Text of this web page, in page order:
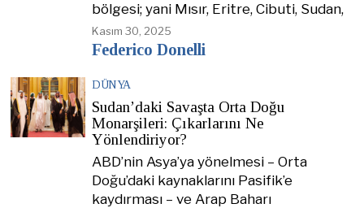
bölgesi; yani Mısır, Eritre, Cibuti, Sudan,
Kasım 30, 2025
Federico Donelli
DÜNYA
Sudan’daki Savaşta Orta Doğu
Monarşileri: Çıkarlarını Ne
Yönlendiriyor?
ABD’nin Asya’ya yönelmesi – Orta
Doğu’daki kaynaklarını Pasifik’e
kaydırması – ve Arap Baharı